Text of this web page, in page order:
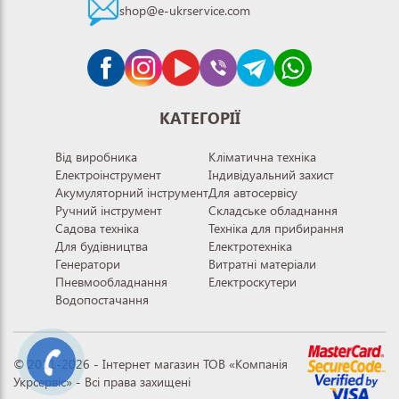
shop@e-ukrservice.com
КАТЕГОРІЇ
Від виробника
Електроінструмент
Акумуляторний інструмент
Ручний інструмент
Садова техніка
Для будівництва
Генератори
Пневмообладнання
Водопостачання
Кліматична техніка
Індивідуальний захист
Для автосервісу
Складське обладнання
Техніка для прибирання
Електротехніка
Витратні матеріали
Електроскутери
© 2011-2026 - Інтернет магазин ТОВ «Компанія
Укрсервіс» - Всі права захищені